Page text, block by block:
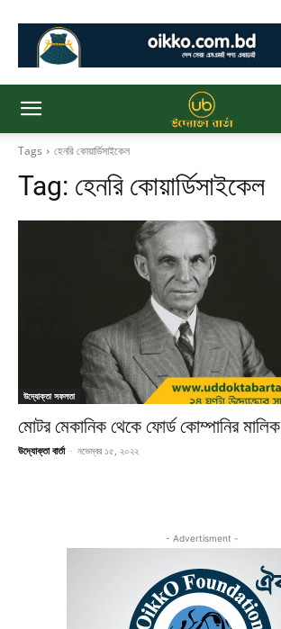
Tags হেনরি কোয়ার্ডিসাইকেল
Tag: হেনরি কোয়ার্ডিসাইকেল
উদ্যোক্তা সফলতা
মোটর মেকানিক থেকে ফোর্ড কোম্পানির মালিক
উদ্যোক্তা বার্তা - নভেম্বর ১৫, ২০২২
- Advertisment -